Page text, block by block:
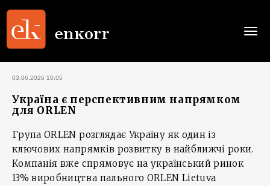
03.06.2026 10:05
Україна є перспективним напрямком
для ORLEN
Група ORLEN розглядає Україну як один із
ключових напрямків розвитку в найближчі роки.
Компанія вже спрямовує на український ринок
13% виробництва пального ORLEN Lietuva